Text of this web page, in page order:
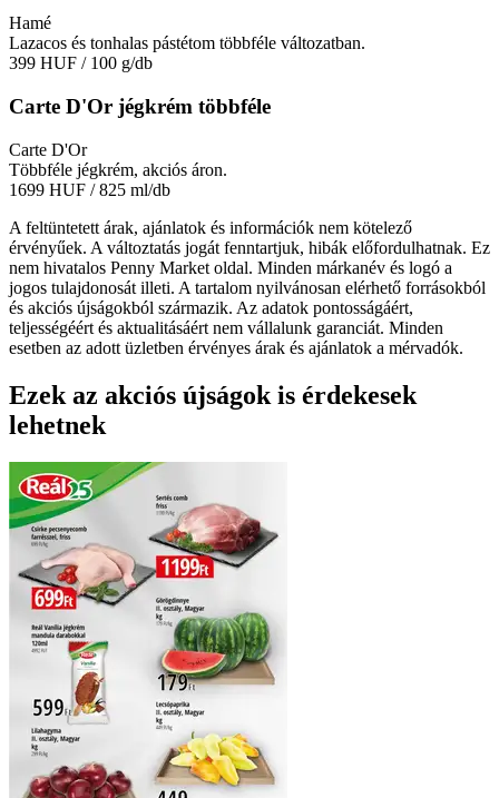
Hamé
Lazacos és tonhalas pástétom többféle változatban.
399 HUF / 100 g/db
Carte D'Or jégkrém többféle
Carte D'Or
Többféle jégkrém, akciós áron.
1699 HUF / 825 ml/db
A feltüntetett árak, ajánlatok és információk nem kötelező
érvényűek. A változtatás jogát fenntartjuk, hibák előfordulhatnak. Ez
nem hivatalos Penny Market oldal. Minden márkanév és logó a
jogos tulajdonosát illeti. A tartalom nyilvánosan elérhető forrásokból
és akciós újságokból származik. Az adatok pontosságáért,
teljességéért és aktualitásáért nem vállalunk garanciát. Minden
esetben az adott üzletben érvényes árak és ajánlatok a mérvadók.
Ezek az akciós újságok is érdekesek
lehetnek